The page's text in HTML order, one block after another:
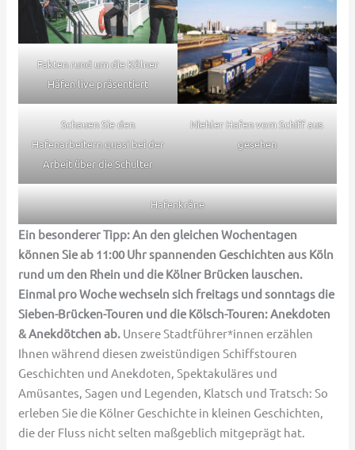
Fakten rund um die Kölner
Häfen live präsentiert
Schauen Sie den
Hafenarbeitern quasi bei der
Arbeit über die Schulter
Niehler Hafen vom Schiff aus
gesehen
Hafenkräne
Ein besonderer Tipp: An den gleichen Wochentagen
können Sie ab 11:00 Uhr spannenden Geschichten aus Köln
rund um den Rhein und die Kölner Brücken lauschen.
Einmal pro Woche wechseln sich freitags und sonntags die
Sieben-Brücken-Touren und die Kölsch-Touren: Anekdoten
& Anekdötchen ab. Unsere Stadtführer*innen erzählen
Ihnen während diesen zweistündigen Schiffstouren
Geschichten und Anekdoten, Spektakuläres und
Amüsantes, Sagen und Legenden, Klatsch und Tratsch: So
erleben Sie die Kölner Geschichte in kleinen Geschichten,
die der Fluss nicht selten maßgeblich mitgeprägt hat.